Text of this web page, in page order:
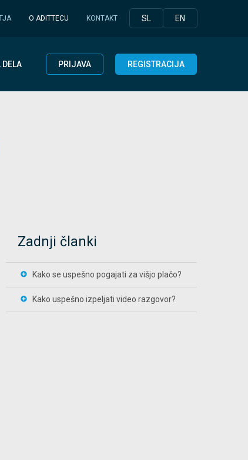
SL EN
O ADITTECU KONTAKT
DELA PRIJAVA REGISTRACIJA
Zadnji članki
Kako se uspešno pogajati za višjo plačo?
Kako uspešno izpeljati video razgovor?